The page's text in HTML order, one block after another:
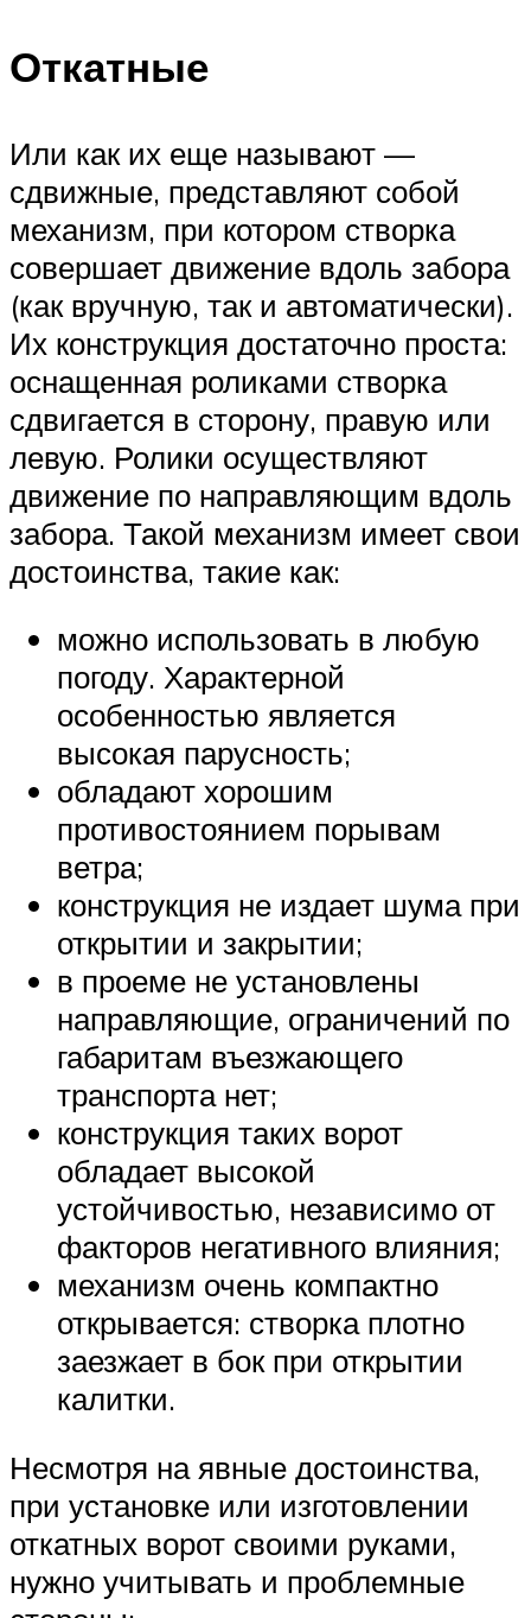
Откатные
Или как их еще называют —
сдвижные, представляют собой
механизм, при котором створка
совершает движение вдоль забора
(как вручную, так и автоматически).
Их конструкция достаточно проста:
оснащенная роликами створка
сдвигается в сторону, правую или
левую. Ролики осуществляют
движение по направляющим вдоль
забора. Такой механизм имеет свои
достоинства, такие как:
можно использовать в любую
погоду. Характерной
особенностью является
высокая парусность;
обладают хорошим
противостоянием порывам
ветра;
конструкция не издает шума при
открытии и закрытии;
в проеме не установлены
направляющие, ограничений по
габаритам въезжающего
транспорта нет;
конструкция таких ворот
обладает высокой
устойчивостью, независимо от
факторов негативного влияния;
механизм очень компактно
открывается: створка плотно
заезжает в бок при открытии
калитки.
Несмотря на явные достоинства,
при установке или изготовлении
откатных ворот своими руками,
нужно учитывать и проблемные